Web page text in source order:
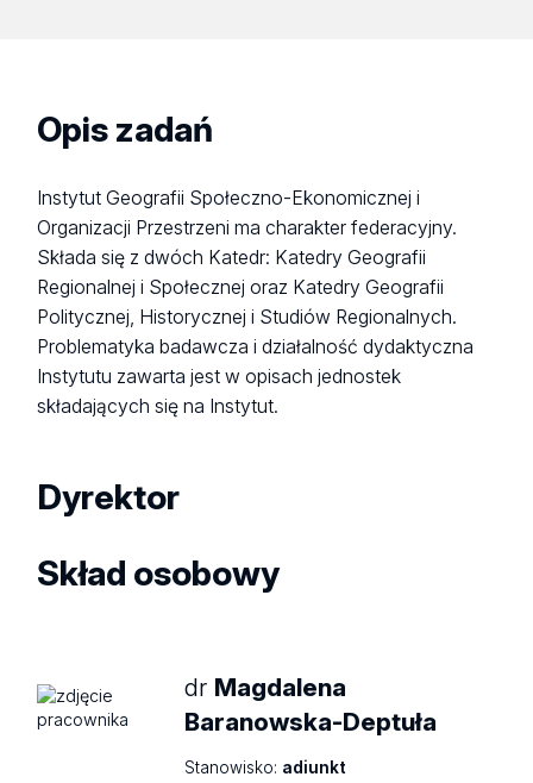
Opis zadań
Instytut Geografii Społeczno-Ekonomicznej i
Organizacji Przestrzeni ma charakter federacyjny.
Składa się z dwóch Katedr: Katedry Geografii
Regionalnej i Społecznej oraz Katedry Geografii
Politycznej, Historycznej i Studiów Regionalnych.
Problematyka badawcza i działalność dydaktyczna
Instytutu zawarta jest w opisach jednostek
składających się na Instytut.
Dyrektor
Skład osobowy
dr Magdalena
Baranowska-Deptuła
Stanowisko: adiunkt